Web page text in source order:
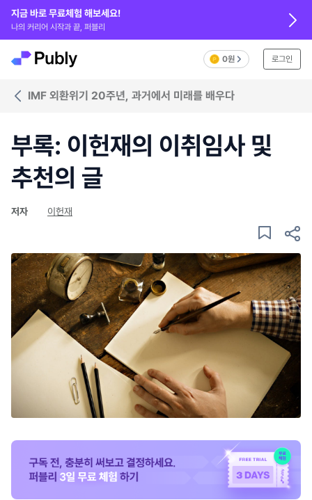
지금 바로 무료체험 해보세요!
나의 커리어 시작과 끝, 퍼블리
0원 로그인
IMF 외환위기 20주년, 과거에서 미래를 배우다
부록: 이헌재의 이취임사 및
추천의 글
저자 이헌재